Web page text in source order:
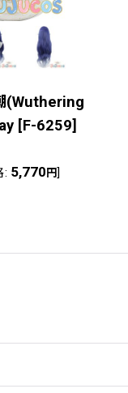
(Wuthering
[F-6259]
: 5,770 円]